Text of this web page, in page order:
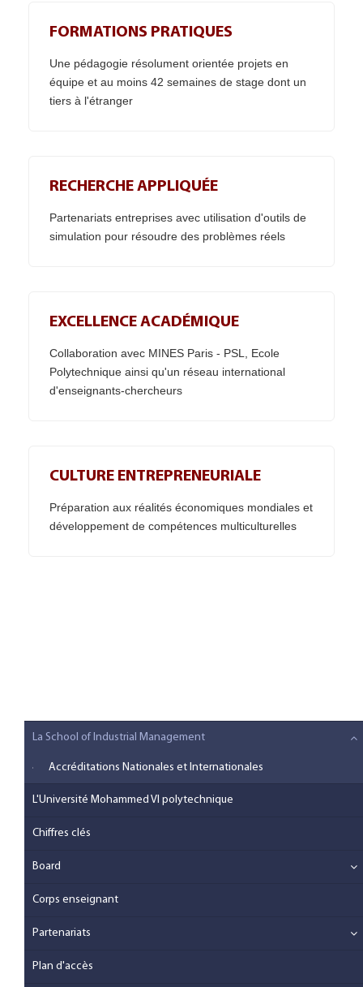
FORMATIONS PRATIQUES
Une pédagogie résolument orientée projets en
équipe et au moins 42 semaines de stage dont un
tiers à l'étranger
RECHERCHE APPLIQUÉE
Partenariats entreprises avec utilisation d'outils de
simulation pour résoudre des problèmes réels
EXCELLENCE ACADÉMIQUE
Collaboration avec MINES Paris - PSL, Ecole
Polytechnique ainsi qu'un réseau international
d'enseignants-chercheurs
CULTURE ENTREPRENEURIALE
Préparation aux réalités économiques mondiales et
développement de compétences multiculturelles
La School of Industrial Management
Accréditations Nationales et Internationales
L'Université Mohammed VI polytechnique
Chiffres clés
Board
Corps enseignant
Partenariats
Plan d'accès